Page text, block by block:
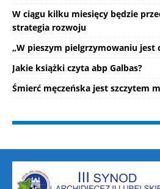
W ciągu kilku miesięcy będzie
strategia rozwoju
„W pieszym pielgrzymowaniu jest
Jakie książki czyta abp Galbas?
Śmierć męczeńska jest szczytem